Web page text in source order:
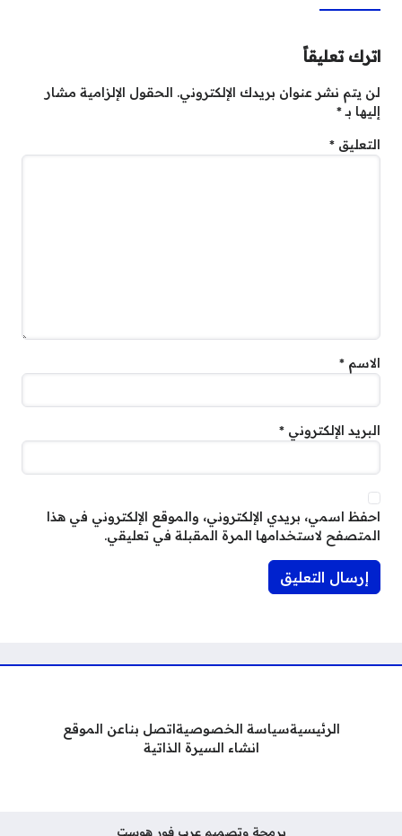
اترك تعليقاً
لن يتم نشر عنوان بريدك الإلكتروني. الحقول الإلزامية مشار
إليها بـ*
التعليق *
الاسم *
البريد الإلكتروني *
احفظ اسمي، بريدي الإلكتروني، والموقع الإلكتروني في هذا
المتصفح لاستخدامها المرة المقبلة في تعليقي.
الرئيسيةسياسة الخصوصيةاتصل بناعن الموقع
انشاء السيرة الذاتية
برمجة وتصميم عرب فور هوست